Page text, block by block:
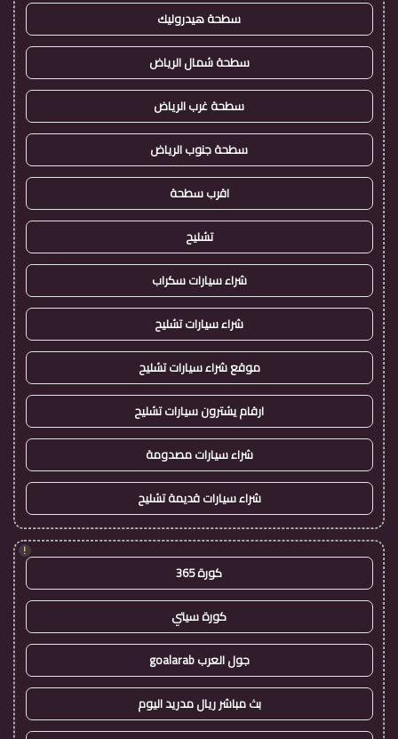
سطحة هيدروليك
سطحة شمال الرياض
سطحة غرب الرياض
سطحة جنوب الرياض
اقرب سطحة
تشليح
شراء سيارات سكراب
شراء سيارات تشليح
موقع شراء سيارات تشليح
ارقام يشترون سيارات تشليح
شراء سيارات مصدومة
شراء سيارات قديمة تشليح
!
كورة 365
كورة سيتي
جول العرب goalarab
بث مباشر ريال مدريد اليوم